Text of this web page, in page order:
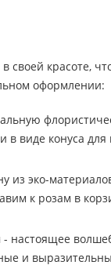
красоте,
оформлении:
виде конуса
из эко-
к розам в
и